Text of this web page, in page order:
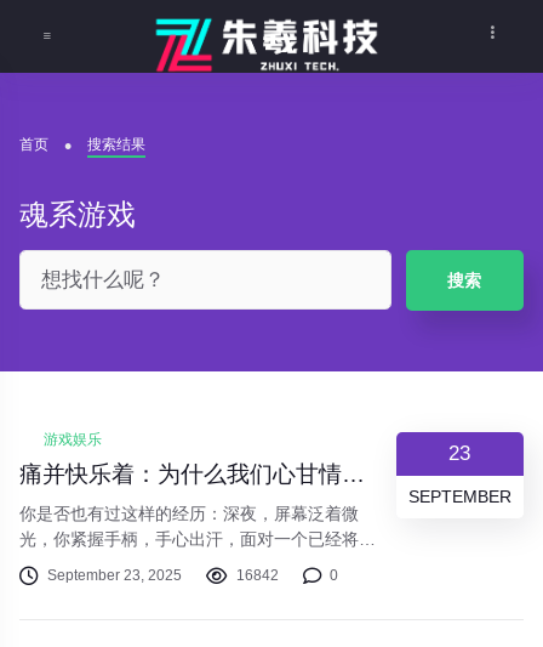
首页 搜索结果
魂系游戏
搜索
23
SEPTEMBER
游戏娱乐
痛并快乐着：为什么我们心甘情愿在“魂系”游戏里“受苦”？
你是否也有过这样的经历：深夜，屏幕泛着微
光，你紧握手柄，手心出汗，面对一个已经将你
击败了数十次的BOSS。在又一次屏幕变灰后，
你愤怒地几乎要扔下手柄，但深呼吸几下，你又
September 23, 2025 16842 0